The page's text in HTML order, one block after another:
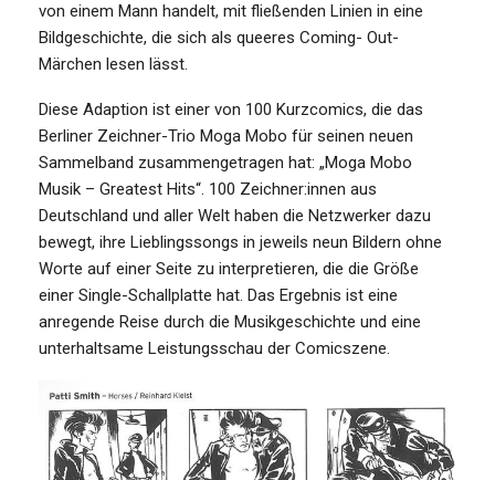
von einem Mann handelt, mit fließenden Linien in eine
Bildgeschichte, die sich als queeres Coming- Out-
Märchen lesen lässt.
Diese Adaption ist einer von 100 Kurzcomics, die das
Berliner Zeichner-Trio Moga Mobo für seinen neuen
Sammelband zusammengetragen hat: „Moga Mobo
Musik – Greatest Hits“. 100 Zeichner:innen aus
Deutschland und aller Welt haben die Netzwerker dazu
bewegt, ihre Lieblingssongs in jeweils neun Bildern ohne
Worte auf einer Seite zu interpretieren, die die Größe
einer Single-Schallplatte hat. Das Ergebnis ist eine
anregende Reise durch die Musikgeschichte und eine
unterhaltsame Leistungsschau der Comicszene.